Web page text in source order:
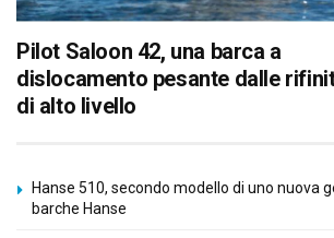
Pilot Saloon 42, una barca a
dislocamento pesante dalle
di alto livello
Hanse 510, secondo modello di uno nuova
barche Hanse